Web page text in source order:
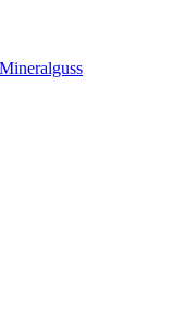
Mineralguss